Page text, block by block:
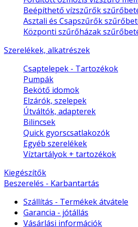
Beépíthető vízszűrők
Asztali és Csapszűrők
Központi szűrőházak
Szerelékek, alkatrészek
Csaptelepek - Tartozékok
Pumpák
Bekötő idomok
Elzárók, szelepek
Útváltók, adapterek
Bilincsek
Quick gyorscsatlakozók
Egyéb szerelékek
Víztartályok + tartozékok
Kiegészítők
Beszerelés - Karbantartás
Szállítás - Termékek átvátele
Garancia - jótállás
Vásárlási információk